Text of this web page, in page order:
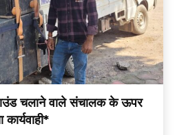
चलाने वाले संचालक के ऊपर